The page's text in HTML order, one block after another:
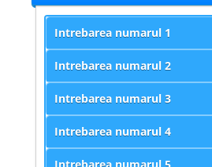
Intrebarea numarul1
Intrebarea numarul2
Intrebarea numarul3
Intrebarea numarul4